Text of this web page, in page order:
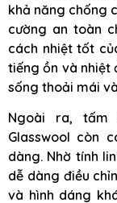
khả năng chống
cường an toàn
cách nhiệt tốt
tiếng ồn và nhiệt
sống thoải mái
Ngoài ra, tấm
Glasswool còn
dàng. Nhờ tính
dễ dàng điều
và hình dáng